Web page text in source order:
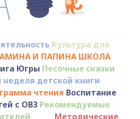
Культура для
И ПАПИНА ШКОЛА
Югры Песочные сказки
неделя детской книги
чтения Воспитание
с ОВЗ Рекомендуемые
Методические